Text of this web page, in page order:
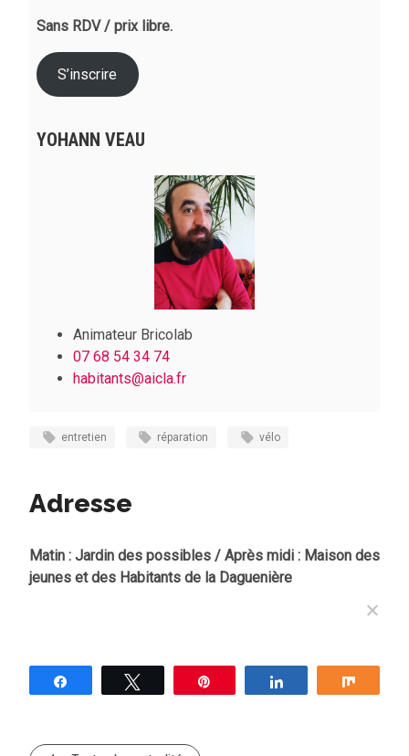
Sans RDV / prix libre.
S’inscrire
YOHANN VEAU
Animateur Bricolab
07 68 54 34 74
habitants@aicla.fr
entretien réparation vélo
Adresse
Matin : Jardin des possibles / Après midi : Maison des
jeunes et des Habitants de la Daguenière
Partagez